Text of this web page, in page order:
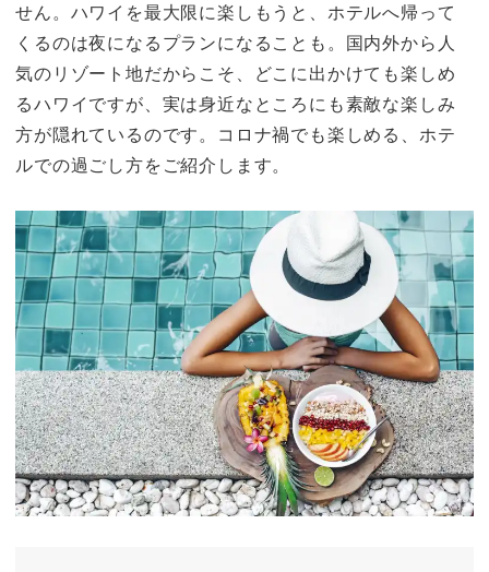
せん。ハワイを最大限に楽しもうと、ホテルへ帰って
くるのは夜になるプランになることも。国内外から人
気のリゾート地だからこそ、どこに出かけても楽しめ
るハワイですが、実は身近なところにも素敵な楽しみ
方が隠れているのです。コロナ禍でも楽しめる、ホテ
ルでの過ごし方をご紹介します。